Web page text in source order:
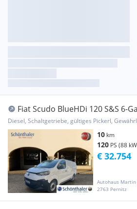
Fiat Scudo BlueHDi 120 S&S 6-
Transporter / Kastenwagen
Diesel, Schaltgetriebe, gültiges Pickerl,
10 km
120 PS (88
Autohaus Martin
2763 Pernitz
€ 32.754